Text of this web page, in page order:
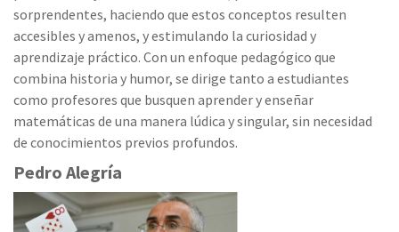
sorprendentes, haciendo que estos conceptos resulten
accesibles y amenos, y estimulando la curiosidad y
aprendizaje práctico. Con un enfoque pedagógico que
combina historia y humor, se dirige tanto a estudiantes
como profesores que busquen aprender y enseñar
matemáticas de una manera lúdica y singular, sin necesidad
de conocimientos previos profundos.
Pedro Alegría